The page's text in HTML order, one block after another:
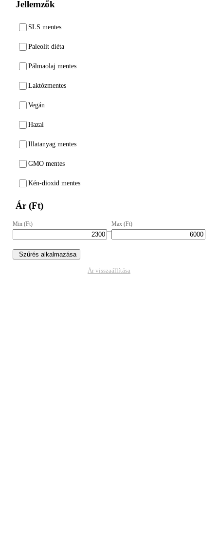
Jellemzők
SLS mentes
Paleolit diéta
Pálmaolaj mentes
Laktózmentes
Vegán
Hazai
Illatanyag mentes
GMO mentes
Kén-dioxid mentes
Ár (Ft)
Min (Ft)
–
Max (Ft)
Szűrés alkalmazása
Ár visszaállítása